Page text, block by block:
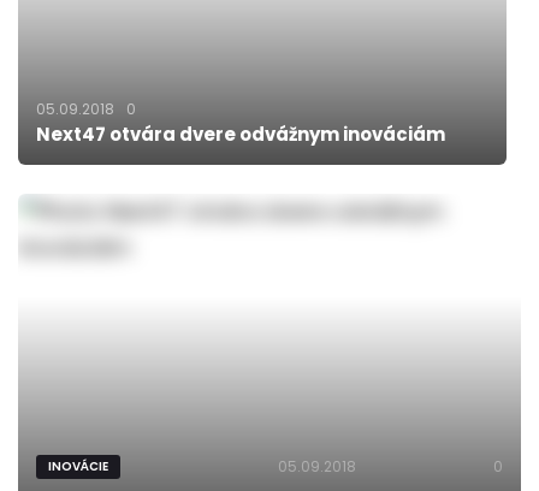
05.09.2018 0
Next47 otvára dvere odvážnym inováciám
INOVÁCIE 05.09.2018 0